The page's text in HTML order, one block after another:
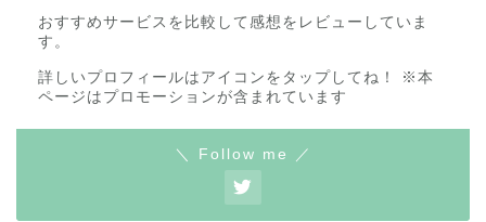
おすすめサービスを比較して感想をレビューしていま
す。
詳しいプロフィールはアイコンをタップしてね！ ※本
ページはプロモーションが含まれています
＼ Follow me ／